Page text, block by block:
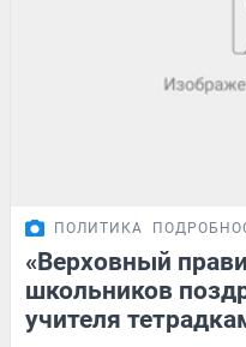
ПОЛИТИКА
«Верховный
школьников
учителя